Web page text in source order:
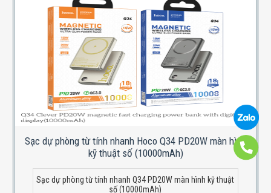
Sạc dự phòng từ tính nhanh Hoco Q34 PD20W màn hình
kỹ thuật số (10000mAh)
Sạc dự phòng từ tính nhanh Q34 PD20W màn hình kỹ thuật
số (10000mAh)